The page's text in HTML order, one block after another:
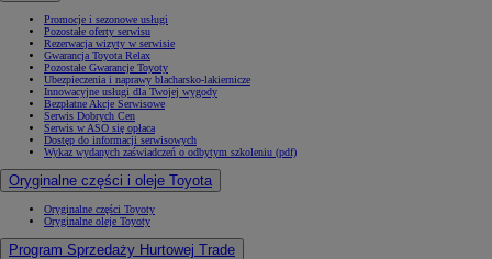
Promocje i sezonowe usługi
Pozostałe oferty serwisu
Rezerwacja wizyty w serwisie
Gwarancja Toyota Relax
Pozostałe Gwarancje Toyoty
Ubezpieczenia i naprawy blacharsko-lakiernicze
Innowacyjne usługi dla Twojej wygody
Bezpłatne Akcje Serwisowe
Serwis Dobrych Cen
Serwis w ASO się opłaca
Dostęp do informacji serwisowych
Wykaz wydanych zaświadczeń o odbytym szkoleniu (pdf)
Oryginalne części i oleje Toyota
Oryginalne części Toyoty
Oryginalne oleje Toyoty
Program Sprzedaży Hurtowej Trade